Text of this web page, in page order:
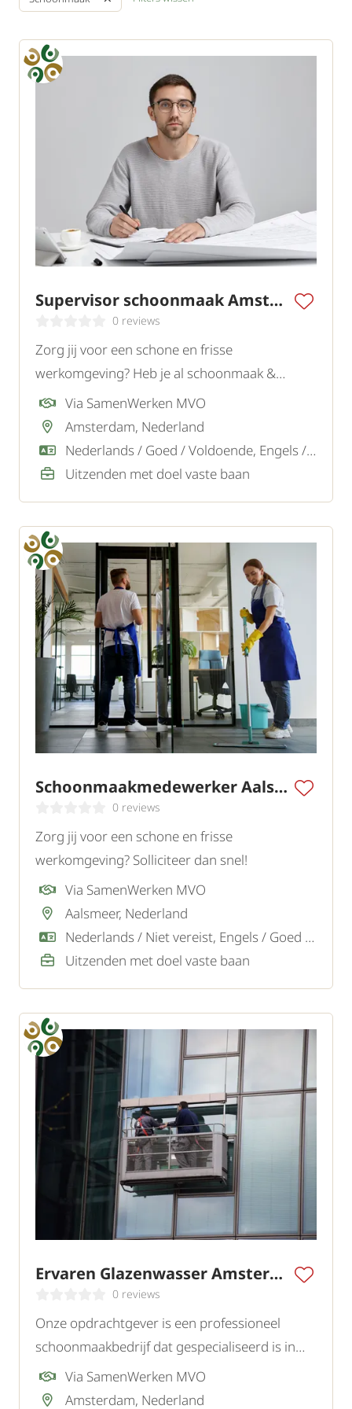
Supervisor schoonmaak Amsterdam
0 reviews
Zorg jij voor een schone en frisse
werkomgeving? Heb je al schoonmaak &
leidinggevende ervaring? Solliciteer dan snel!
Via SamenWerken MVO
Amsterdam, Nederland
Nederlands / Goed / Voldoende, Engels / Goed
Uitzenden met doel vaste baan
Schoonmaakmedewerker Aalsmeer
0 reviews
Zorg jij voor een schone en frisse
werkomgeving? Solliciteer dan snel!
Via SamenWerken MVO
Aalsmeer, Nederland
Nederlands / Niet vereist, Engels / Goed / Voldoende
Uitzenden met doel vaste baan
Ervaren Glazenwasser Amsterdam
0 reviews
Onze opdrachtgever is een professioneel
schoonmaakbedrijf dat gespecialiseerd is in
glasbewassing voor kantoren, bedrijfspanden
en diverse instellingen in de regio. Ter
Via SamenWerken MVO
Amsterdam, Nederland